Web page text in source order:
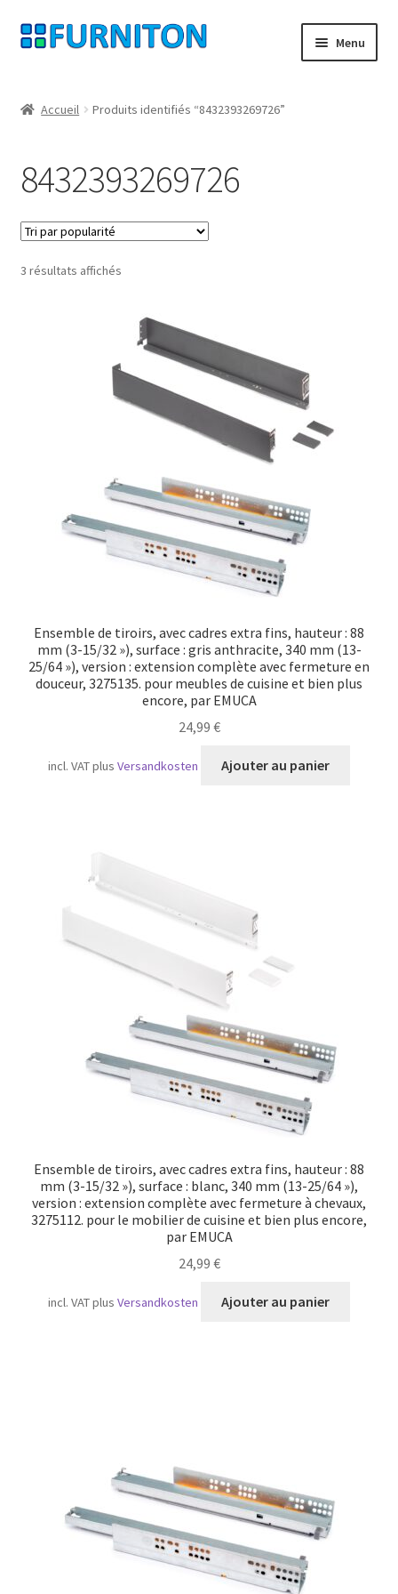
Aller
à
navigation
Aller
au
Menu
Protection des données
Droit de rétractation
Contact
CONDITIONS GÉNÉRALES DE VENTE
Transport maritime
Accueil Produits identifiés “8432393269726”
8432393269726
3 résultats affichésTrié
Ensemble de tiroirs, avec cadres extra fins, hauteur : 88
mm (3-15/32 »), surface : gris anthracite, 340 mm (13-
25/64 »), version : extension complète avec fermeture en
douceur, 3275135. pour meubles de cuisine et bien plus
encore, par EMUCA
24,99 €
incl. VATplusVersandkosten Ajouter au panier
Ensemble de tiroirs, avec cadres extra fins, hauteur : 88
mm (3-15/32 »), surface : blanc, 340 mm (13-25/64 »),
version : extension complète avec fermeture à chevaux,
3275112. pour le mobilier de cuisine et bien plus encore,
par EMUCA
24,99 €
incl. VATplusVersandkosten Ajouter au panier